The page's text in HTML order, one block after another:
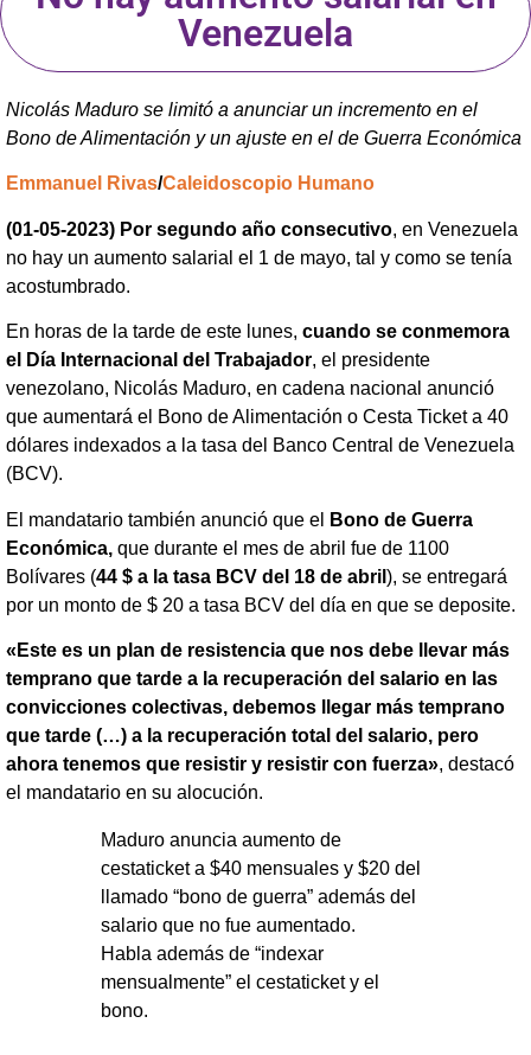
Venezuela
Nicolás Maduro se limitó a anunciar un incremento en el
Bono de Alimentación y un ajuste en el de Guerra Económica
Emmanuel Rivas/Caleidoscopio Humano
(01-05-2023) Por segundo año consecutivo, en Venezuela
no hay un aumento salarial el 1 de mayo, tal y como se tenía
acostumbrado.
En horas de la tarde de este lunes, cuando se conmemora
el Día Internacional del Trabajador, el presidente
venezolano, Nicolás Maduro, en cadena nacional anunció
que aumentará el Bono de Alimentación o Cesta Ticket a 40
dólares indexados a la tasa del Banco Central de Venezuela
(BCV).
El mandatario también anunció que el
Bono de Guerra
Económica, que durante el mes de abril fue de 1100
Bolívares (44 $ a la tasa BCV del 18 de abril ), se entregará
por un monto de $ 20 a tasa BCV del día en que se deposite.
«Este es un plan de resistencia que nos debe llevar más
temprano que tarde a la recuperación del salario en las
convicciones colectivas, debemos llegar más temprano
que tarde (…) a la recuperación total del salario, pero
ahora tenemos que resistir y resistir con fuerza», destacó
el mandatario en su alocución.
Maduro anuncia aumento de
cestaticket a $40 mensuales y $20 del
llamado “bono de guerra” además del
salario que no fue aumentado.
Habla además de “indexar
mensualmente” el cestaticket y el
bono.